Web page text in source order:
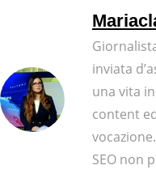
inviata
una vita
content
SEO non